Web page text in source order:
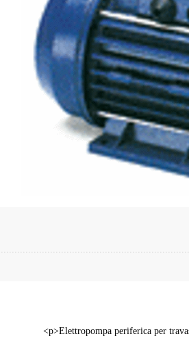
<p>Elettropompa periferica per